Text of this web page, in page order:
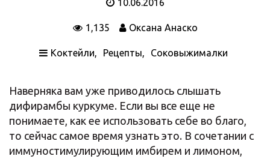
10.06.2016
1,135 Оксана Анаско
Коктейли Рецепты Соковыжималки
Наверняка вам уже приводилось слышать
дифирамбы куркуме. Если вы все еще не
понимаете, как ее использовать себе во благо,
то сейчас самое время узнать это. В сочетании с
иммуностимулирующим имбирем и лимоном,